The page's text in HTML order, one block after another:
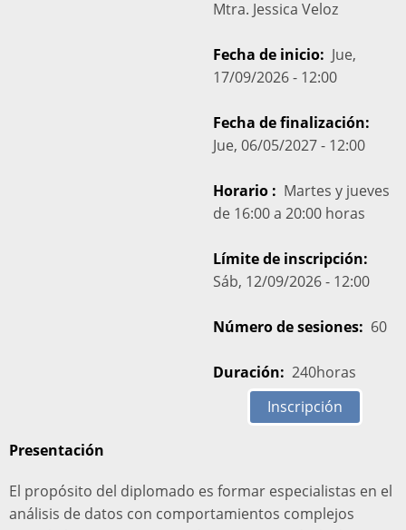
Mtra. Jessica Veloz
Fecha de inicio
Jue,
17/09/2026 - 12:00
Fecha de finalización
Jue, 06/05/2027 - 12:00
Horario
Martes y jueves
de 16:00 a 20:00 horas
Límite de inscripción
Sáb, 12/09/2026 - 12:00
Número de sesiones 60
Duración
240horas
Inscripción
Presentación
El propósito del diplomado es formar especialistas en el
análisis de datos con comportamientos complejos